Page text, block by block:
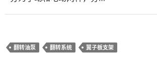
翻转油泵 翻转系统 翼子板支架